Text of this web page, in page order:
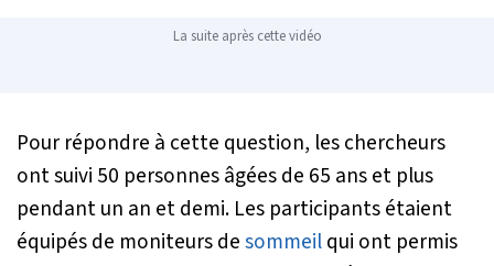
La suite après cette vidéo
Pour répondre à cette question, les chercheurs
ont suivi 50 personnes âgées de 65 ans et plus
pendant un an et demi. Les participants étaient
équipés de moniteurs desommeilqui ont permis